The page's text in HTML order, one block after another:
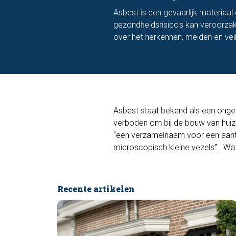
Asbest is een gevaarlijk
gezondheidsrisico's kan
over het herkennen, melden en
Asbest staat bekend als een
verboden om bij de bouw van
“een verzamelnaam voor een
microscopisch kleine vezels”.
Recente artikelen